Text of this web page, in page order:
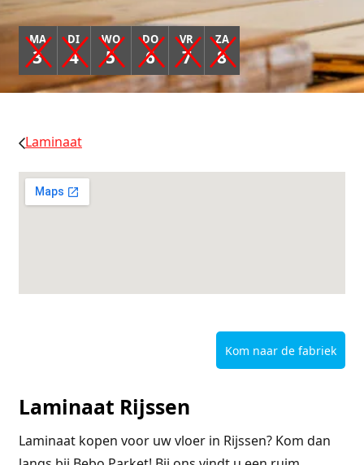
MA
3
DI
4
WO
5
DO
6
VR
7
ZA
8
Laminaat
Kom naar de fabriek
Laminaat Rijssen
Laminaat kopen voor uw vloer in Rijssen? Kom dan